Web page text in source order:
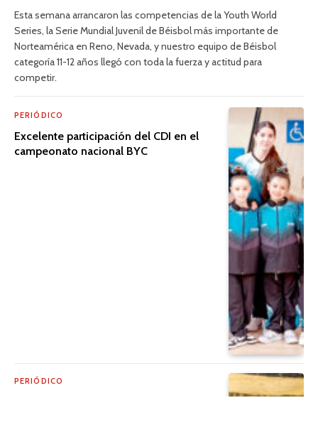
Esta semana arrancaron las competencias de la Youth World
Series, la Serie Mundial Juvenil de Béisbol más importante de
Norteamérica en Reno, Nevada, y nuestro equipo de Béisbol
categoría 11-12 años llegó con toda la fuerza y actitud para
competir.
PERIÓDICO
Excelente participación del CDI en el
campeonato nacional BYC
PERIÓDICO